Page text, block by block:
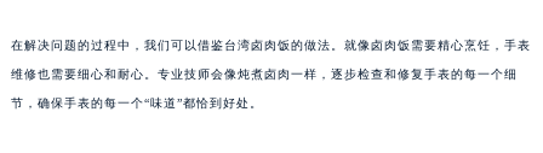
在解决问题的过程中，我们可以借鉴台湾卤肉饭的做法。就像卤肉饭需要精心烹饪，手表
维修也需要细心和耐心。专业技师会像炖煮卤肉一样，逐步检查和修复手表的每一个细
节，确保手表的每一个“味道”都恰到好处。